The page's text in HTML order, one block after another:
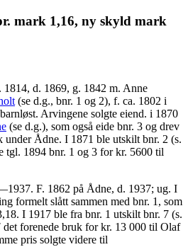
mark 1,16, ny skyld mark
d. 1869, g. 1842 m. Anne
(se d.g., bnr. 1 og 2), f. ca. 1802 i
Arvingene solgte eiend. i 1870
(se d.g.), som også eide bnr. 3 og drev
under Ådne. I 1871 ble utskilt bnr. 2 (s.
tgl. 1894 bnr. 1 og 3 for kr. 5600 til
F. 1862 på Ådne, d. 1937; ug. I
formelt slått sammen med bnr. 1, som
I 1917 ble fra bnr. 1 utskilt bnr. 7 (s.
forenede bruk for kr. 13 000 til Olaf
pris solgte videre til